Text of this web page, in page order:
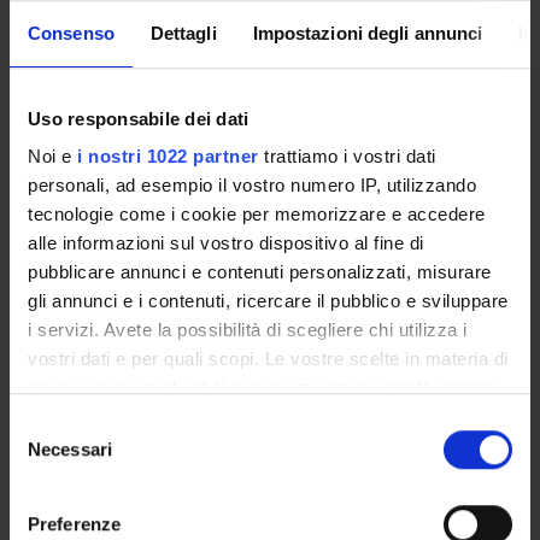
Consenso Dettagli Impostazioni degli annunci
Uso responsabile dei dati
Noi e i nostri 1022 partner trattiamo i vostri dati
personali, ad esempio il vostro numero IP, utilizzando
tecnologie come i cookie per memorizzare e accedere
alle informazioni sul vostro dispositivo al fine di
pubblicare annunci e contenuti personalizzati, misurare
gli annunci e i contenuti, ricercare il pubblico e sviluppare
i servizi. Avete la possibilità di scegliere chi utilizza i
vostri dati e per quali scopi. Le vostre scelte in materia di
modificare o revocare il proprio consenso in qualsiasi
momento dalla Dichiarazione sui cookie o facendo clic
delNecessari
Preferenze
Degree Programme
Notices
Governing bodies
Rete formativa
OFFERTA FORMATIVA
CORSI DI LAUREA
CORSI DI LAUREA MAGISTRALE